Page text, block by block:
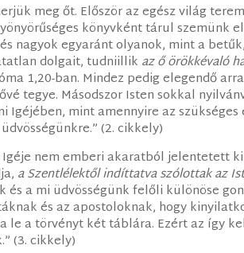
meg őt. Először az egész világ
könyvként tárul szemünk
nagyok egyaránt olyanok, mint a
dolgait, tudniillik az ő örökkévaló
1,20-ban. Mindez pedig elegendő
tegye. Másodszor Isten sokkal
Igéjében, mint amennyire az
(2. cikkely)
nem emberi akaratból jelentetett
a Szentlélektől indíttatva szólottak az
és a mi üdvösségünk felőli különöse
és az apostoloknak, hogy
le a törvényt két táblára. Ezért az így
(3. cikkely)